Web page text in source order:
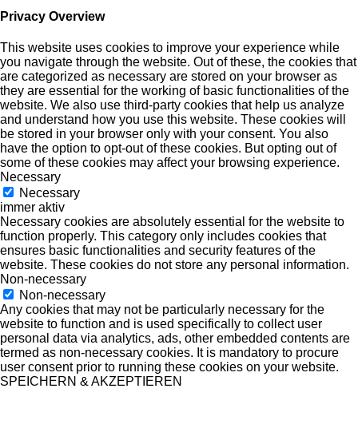
Privacy Overview
This website uses cookies to improve your experience while
you navigate through the website. Out of these, the cookies that
are categorized as necessary are stored on your browser as
they are essential for the working of basic functionalities of the
website. We also use third-party cookies that help us analyze
and understand how you use this website. These cookies will
be stored in your browser only with your consent. You also
have the option to opt-out of these cookies. But opting out of
some of these cookies may affect your browsing experience.
Necessary
Necessary
immer aktiv
Necessary cookies are absolutely essential for the website to
function properly. This category only includes cookies that
ensures basic functionalities and security features of the
website. These cookies do not store any personal information.
Non-necessary
Non-necessary
Any cookies that may not be particularly necessary for the
website to function and is used specifically to collect user
personal data via analytics, ads, other embedded contents are
termed as non-necessary cookies. It is mandatory to procure
user consent prior to running these cookies on your website.
SPEICHERN & AKZEPTIEREN